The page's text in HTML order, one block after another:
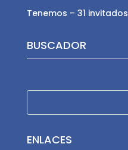
Tenemos – 31
BUSCADOR
ENLACES